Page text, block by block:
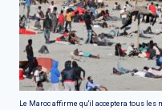
Le Maroc affirme qu'il acceptera tous